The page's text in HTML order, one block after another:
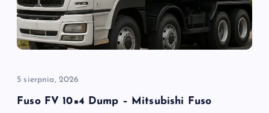
a
w
p
5 sierpnia, 2026
Fuso FV 10×4 Dump – Mitsubishi Fuso